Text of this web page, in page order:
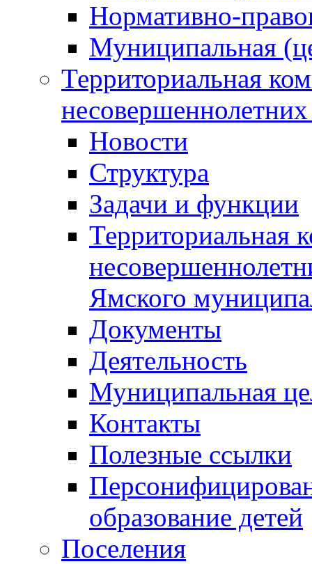
Нормативно-
Муниципальная
Территориальная
Новости
Структура
Задачи и функции
Территориальная
Ямского
Документы
Деятельность
Муниципальная
Контакты
Полезные ссылки
образование детей
Поселения